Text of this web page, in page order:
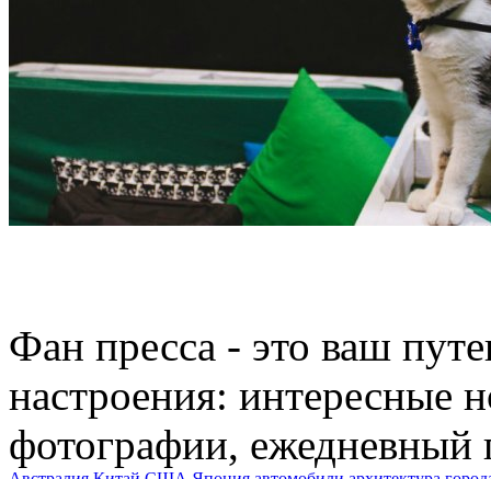
Фан пресса - это ваш
настроения: интересные
фотографии, ежедневный